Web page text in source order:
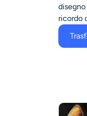
ricordo